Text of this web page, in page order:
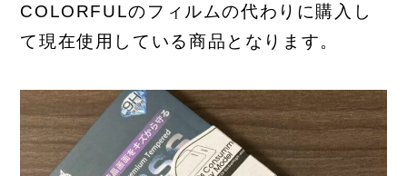
COLORFULのフィルムの代わりに購入し
て現在使用している商品となります。